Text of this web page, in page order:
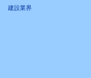
建設業界